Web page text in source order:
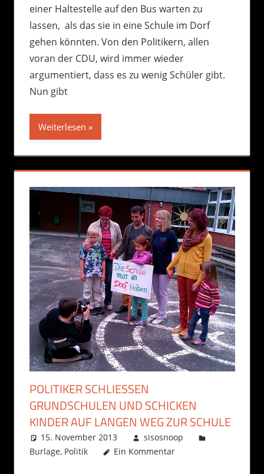
einer Haltestelle auf den Bus warten zu
lassen, als das sie in eine Schule im Dorf
gehen könnten. Von den Politikern, allen
voran der CDU, wird immer wieder
argumentiert, dass es zu wenig Schüler gibt.
Nun gibt
Weiterlesen
POLITIKER SCHLIESSEN G
RUNDSCHULEN UND SCHICKEN K
INDER AUF LANGEN WEG ZUR SCHULE
15. November 2013
sisosnoop
Burlage, Politik Ein Kommentar